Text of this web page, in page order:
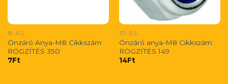
8-AS
Önzáró Anya-M8 Cikkszám:
RÖGZÍTÉS 350
7Ft
10-ES
Önzáró anya-M8 Cikkszám:
RÖGZÍTÉS 149
14Ft